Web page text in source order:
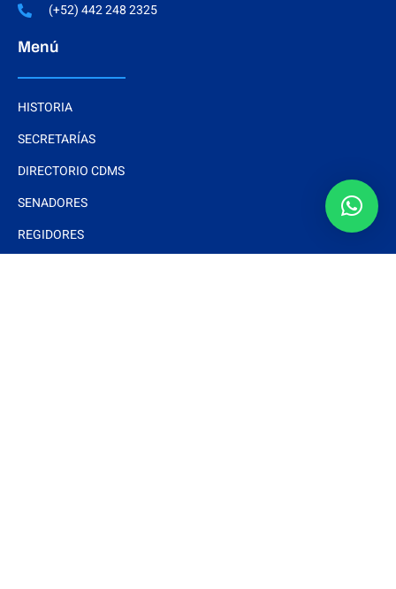
(+52) 442 248 2325
Menú
HISTORIA
SECRETARÍAS
DIRECTORIO CDMS
SENADORES
REGIDORES